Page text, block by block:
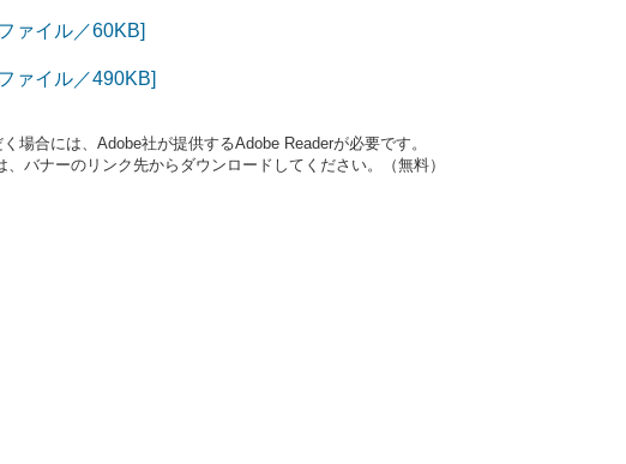
ァイル／60KB]
ァイル／490KB]
場合には、Adobe社が提供するAdobe Readerが必要です。
バナーのリンク先からダウンロードしてください。（無料）